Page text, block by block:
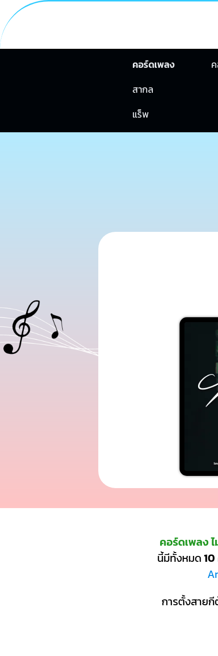
คอร์ดเพลง
สากล
แร็พ
คอร์ดเพลง ไ
นี้มีทั้งหมด
การตั้งสายกี